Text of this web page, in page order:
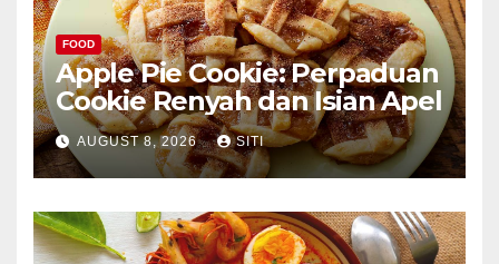
FOOD
Apple Pie Cookie: Perpaduan
Cookie Renyah dan Isian Apel
AUGUST 8, 2026 SITI